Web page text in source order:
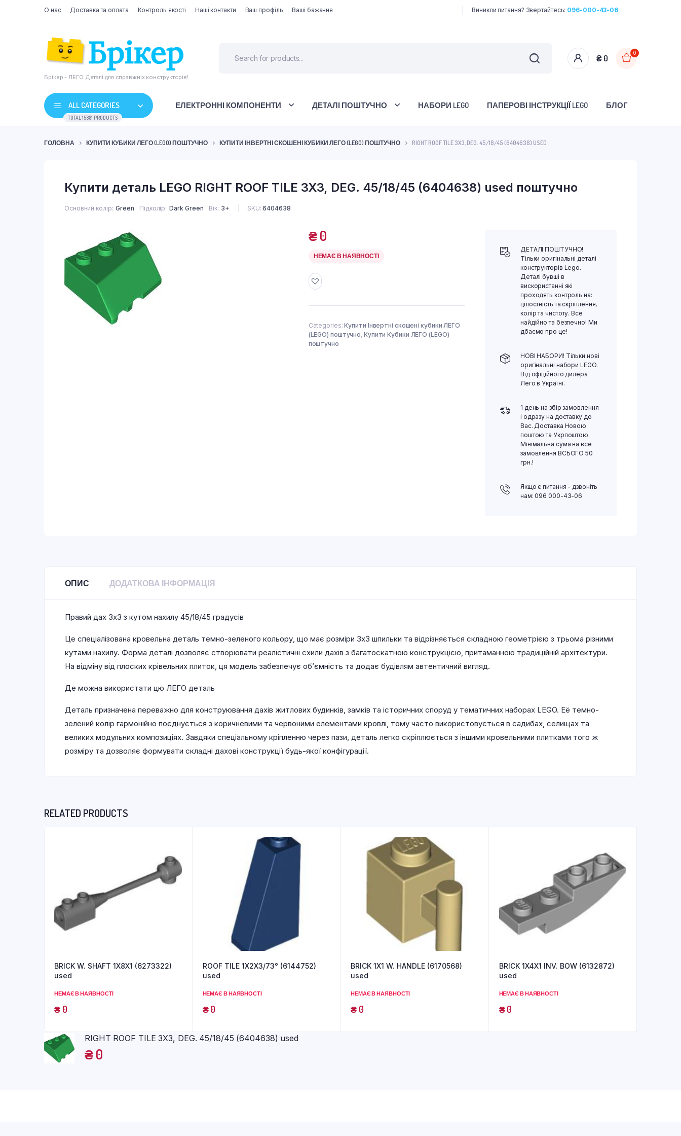
О нас Доставка та оплата Контроль якості Наші контакти Ваш профіль Ваші бажання Виникли питання? Звертайтесь: 096-000-43-06
Брікер - ЛЕГО Деталі для справжніх конструкторів!
₴ 0
0
ALL CATEGORIES
TOTAL 15881 PRODUCTS
ЕЛЕКТРОННІ КОМПОНЕНТИ ДЕТАЛІ ПОШТУЧНО НАБОРИ LEGO ПАПЕРОВІ ІНСТРУКЦІЇ LEGO БЛОГ
ГОЛОВНА КУПИТИ КУБИКИ ЛЕГО (LEGO) ПОШТУЧНО КУПИТИ ІНВЕРТНІ СКОШЕНІ КУБИКИ ЛЕГО (LEGO) ПОШТУЧНО RIGHT ROOF TILE 3X3, DEG. 45/18/45 (6404638) USED
Купити деталь LEGO RIGHT ROOF TILE 3X3, DEG. 45/18/45 (6404638) used поштучно
Основний колір Green Підколір Dark Green Вік 3+ SKU: 6404638
₴0
НЕМАЄ В НАЯВНОСТІ
Categories:Купити Інвертні скошені кубики ЛЕГО
(LEGO) поштучно, Купити Кубики ЛЕГО (LEGO)
поштучно
ДЕТАЛІ ПОШТУЧНО!
Тільки оригінальні деталі
конструкторів Lego.
Деталі бувші в
вискористанні які
проходять контроль на:
цілостність та скріплення,
колір та чистоту. Все
найдійно та безпечно! Ми
дбаємо про це!
НОВІ НАБОРИ! Тільки нові
оригінальні набори LEGO.
Від офіційного дилера
Лего в Україні.
1 день на збір замовлення
і одразу на доставку до
Вас. Доставка Новою
поштою та Укрпоштою.
Мінімальна сума на все
замовлення ВСЬОГО 50
грн.!
Якщо є питання - дзвоніть
нам: 096 000-43-06
ОПИС ДОДАТКОВА ІНФОРМАЦІЯ
Правий дах 3х3 з кутом нахилу 45/18/45 градусів
Це спеціалізована кровельна деталь темно-зеленого кольору, що має розміри 3х3 шпильки та відрізняється складною геометрією з трьома різними
кутами нахилу. Форма деталі дозволяє створювати реалістичні схили дахів з багатоскатною конструкцією, притаманною традиційній архітектури.
На відміну від плоских крівельних плиток, ця модель забезпечує об’ємність та додає будівлям автентичний вигляд.
Де можна використати цю ЛЕГО деталь
Деталь призначена переважно для конструювання дахів житлових будинків, замків та історичних споруд у тематичних наборах LEGO. Её темно-
зелений колір гармонійно поєднується з коричневими та червоними елементами кровлі, тому часто використовується в садибах, селищах та
великих модульних композиціях. Завдяки спеціальному кріпленню через пази, деталь легко скріплюється з іншими кровельними плитками того ж
розміру та дозволяє формувати складні дахові конструкції будь-якої конфігурації.
RELATED PRODUCTS
BRICK W. SHAFT 1X8X1 (6273322)
used
НЕМАЄ В НАЯВНОСТІ
₴0
ROOF TILE 1X2X3/73° (6144752)
used
НЕМАЄ В НАЯВНОСТІ
₴0
BRICK 1X1 W. HANDLE (6170568)
used
НЕМАЄ В НАЯВНОСТІ
₴0
BRICK 1X4X1 INV. BOW (6132872)
used
НЕМАЄ В НАЯВНОСТІ
₴0
RIGHT ROOF TILE 3X3, DEG. 45/18/45 (6404638) used
₴0